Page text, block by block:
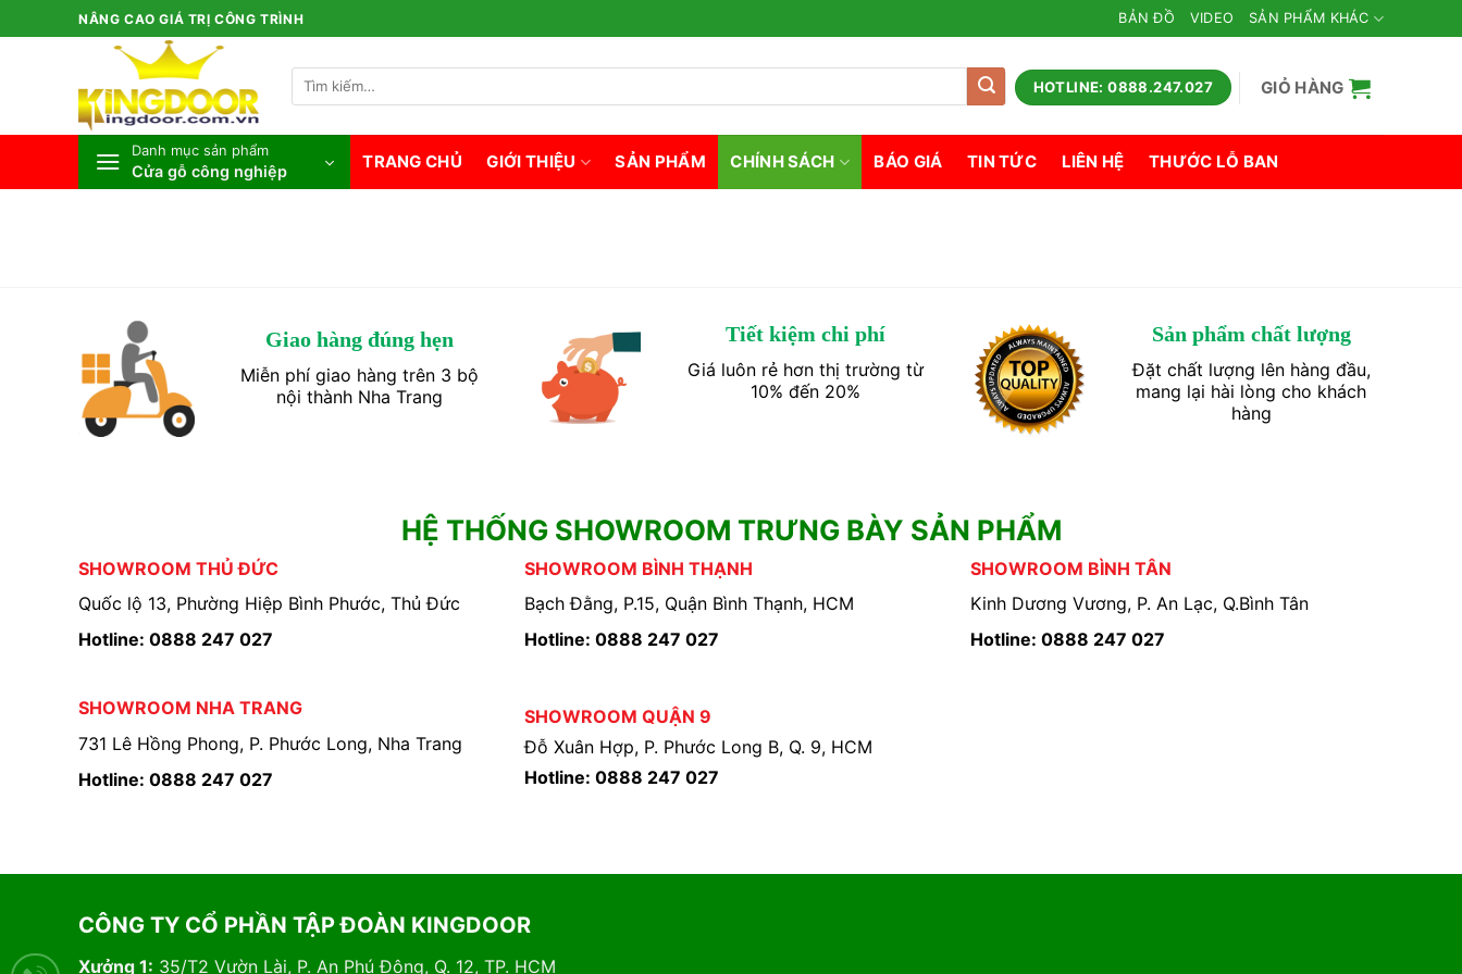
qua
NÂNG CAO GIÁ TRỊ CÔNG TRÌNH BẢN ĐỒ VIDEO SẢN PHẨM KHÁC
Tìm
kiếm:
HOTLINE: 0888.247.027 GIỎ HÀNG
Danh mục sản phẩm
Cửa gỗ công nghiệp TRANG CHỦ GIỚI THIỆU SẢN PHẨM CHÍNH SÁCH BÁO GIÁ TIN TỨC LIÊN HỆ THƯỚC LỖ BAN
Giao hàng đúng hẹn
Miễn phí giao hàng trên 3 bộ
nội thành Nha Trang
Tiết kiệm chi phí
Giá luôn rẻ hơn thị trường từ
10% đến 20%
Sản phẩm chất lượng
Đặt chất lượng lên hàng đầu,
mang lại hài lòng cho khách
hàng
HỆ THỐNG SHOWROOM TRƯNG BÀY SẢN PHẨM
SHOWROOM THỦ ĐỨC
Quốc lộ 13, Phường Hiệp Bình Phước, Thủ Đức
Hotline: 0888 247 027
SHOWROOM BÌNH THẠNH
Bạch Đằng, P.15, Quận Bình Thạnh, HCM
Hotline: 0888 247 027
SHOWROOM BÌNH TÂN
Kinh Dương Vương, P. An Lạc, Q.Bình Tân
Hotline: 0888 247 027
SHOWROOM NHA TRANG
731 Lê Hồng Phong, P. Phước Long, Nha Trang
Hotline: 0888 247 027
SHOWROOM QUẬN 9
Đỗ Xuân Hợp, P. Phước Long B, Q. 9, HCM
Hotline: 0888 247 027
CÔNG TY CỔ PHẦN TẬP ĐOÀN KINGDOOR
Xưởng 1: 35/T2 Vườn Lài, P. An Phú Đông, Q. 12, TP. HCM